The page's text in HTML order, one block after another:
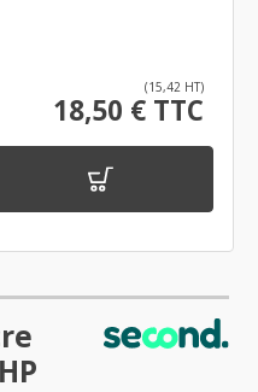
(15,42 HT)
18,50 € TTC